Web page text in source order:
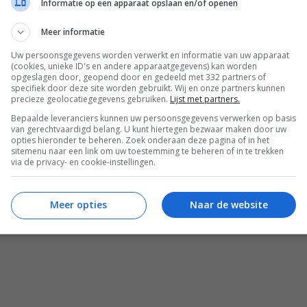
Naked Gingerbread
Kersttaart
Feest recepten
Makkelijke
met lemon
pistache
Makkelijke recepten
Volg je mij al op Instagram?
Informatie op een apparaat opslaan en/of openen
Meer informatie
Uw persoonsgegevens worden verwerkt en informatie van uw apparaat
(cookies, unieke ID's en andere apparaatgegevens) kan worden
opgeslagen door, geopend door en gedeeld met 332 partners of
specifiek door deze site worden gebruikt. Wij en onze partners kunnen
precieze geolocatiegegevens gebruiken. Lijst met partners.
Bepaalde leveranciers kunnen uw persoonsgegevens verwerken op basis
van gerechtvaardigd belang. U kunt hiertegen bezwaar maken door uw
opties hieronder te beheren. Zoek onderaan deze pagina of in het
sitemenu naar een link om uw toestemming te beheren of in te trekken
via de privacy- en cookie-instellingen.
Naar de website
Meer opties